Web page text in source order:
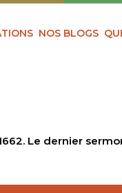
NOS BLOGS
Le dernier